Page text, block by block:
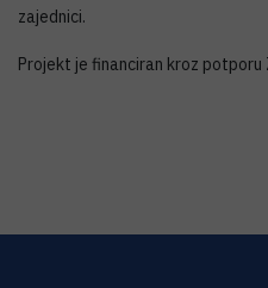
zajednici.
Projekt je financiran kroz potporu